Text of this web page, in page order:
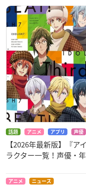
話題 アニメ アプリ 声優
【2026年最新版】『
ラクター一覧！声優・
アニメ ニュース